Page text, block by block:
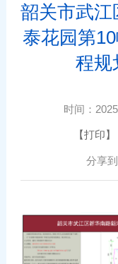
韶关市武江
泰花园第
程规
时间：
【打印】
分享到